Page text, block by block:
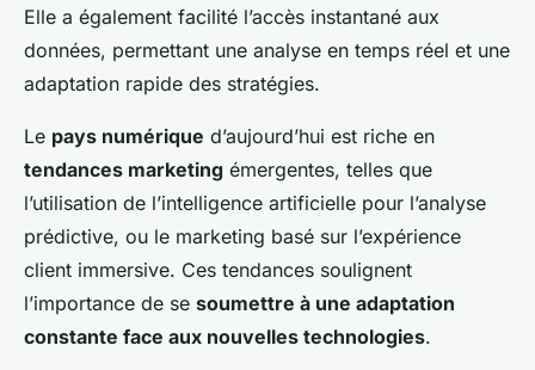
Elle a également facilité l’accès instantané aux
données, permettant une analyse en temps réel et une
adaptation rapide des stratégies.
Le pays numérique d’aujourd’hui est riche en
tendances marketing émergentes, telles que
l’utilisation de l’intelligence artificielle pour l’analyse
prédictive, ou le marketing basé sur l’expérience
client immersive. Ces tendances soulignent
l’importance de se soumettre à une adaptation
constante face aux nouvelles technologies.